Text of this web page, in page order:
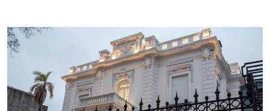
Imagen